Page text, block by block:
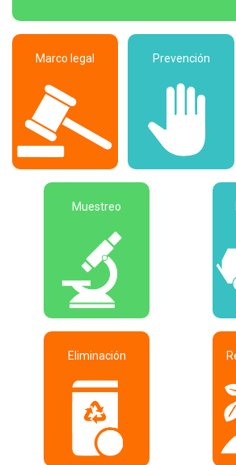
Marco legal Prevención
Muestreo
Eliminación